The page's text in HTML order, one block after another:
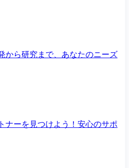
から研究まで、あなたのニーズ
ナーを見つけよう！安心のサポ